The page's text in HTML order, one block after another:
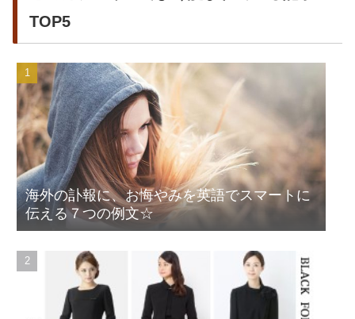
TOP5
海外の訃報に、お悔やみを英語でスマートに
伝える７つの例文☆